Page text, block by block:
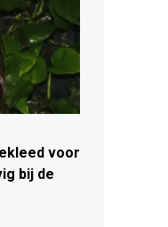
voor
bij de